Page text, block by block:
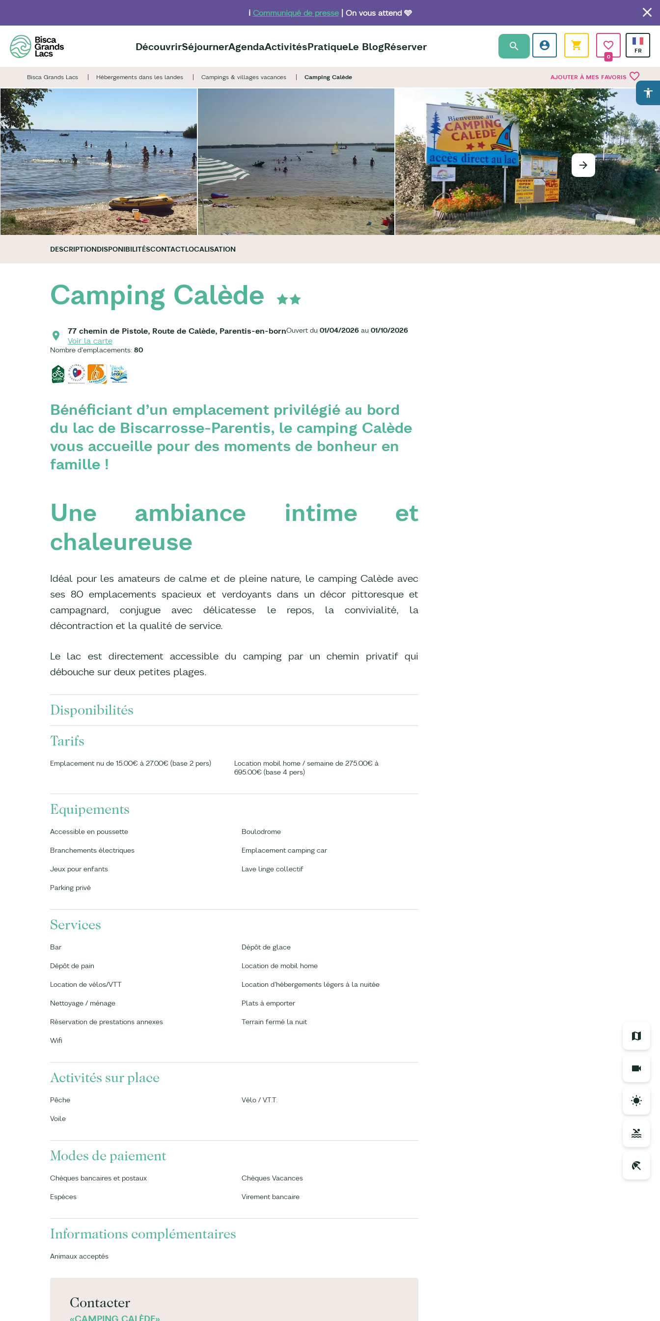
contenu
principal
ℹ️ Communiqué de presse| On vous attend 🩵
DécouvrirSéjournerAgendaActivitésPratiqueLe BlogRéserver
0
AJOUTER À MES FAVORIS favorite_border
Bisca Grands Lacs Hébergements dans les landes Campings & villages vacances Camping Calède
accessibility
DESCRIPTIONDISPONIBILITÉSCONTACTLOCALISATION
Camping Calède
77 chemin de Pistole, Route de Calède, Parentis-en-born
Voir la carte
Ouvert du 01/04/2026 au 01/10/2026
Nombre d'emplacements: 80
Bénéficiant d’un emplacement privilégié au bord
du lac de Biscarrosse-Parentis, le camping Calède
vous accueille pour des moments de bonheur en
famille !
Une ambiance intime et
chaleureuse
Idéal pour les amateurs de calme et de pleine nature, le camping Calède avec
ses 80 emplacements spacieux et verdoyants dans un décor pittoresque et
campagnard, conjugue avec délicatesse le repos, la convivialité, la
décontraction et la qualité de service.
Le lac est directement accessible du camping par un chemin privatif qui
débouche sur deux petites plages.
Disponibilités
Tarifs
Emplacement nu de 15.00€ à 27.00€ (base 2 pers)
Location mobil home / semaine de 275.00€ à
695.00€ (base 4 pers)
Equipements
Accessible en poussette Boulodrome
Branchements électriques Emplacement camping car
Jeux pour enfants Lave linge collectif
Parking privé
Services
Bar Dépôt de glace
Dépôt de pain Location de mobil home
Location de vélos/VTT Location d'hébergements légers à la nuitée
Nettoyage / ménage Plats à emporter
Réservation de prestations annexes Terrain fermé la nuit
Wifi
Activités sur place
Pêche Vélo / V.T.T.
Voile
Modes de paiement
Chèques bancaires et postaux Chèques Vacances
Espèces Virement bancaire
Informations complémentaires
Animaux acceptés
Contacter